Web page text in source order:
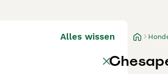
Alles wissen